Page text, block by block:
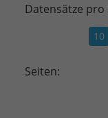
Datensätze pro
10
Seiten: